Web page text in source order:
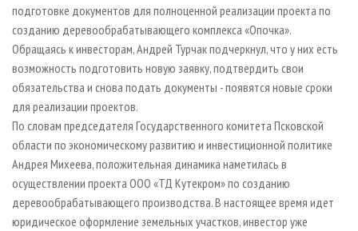
подготовке документов для полноценной реализации проекта по
созданию деревообрабатывающего комплекса «Опочка».
Обращаясь к инвесторам, Андрей Турчак подчеркнул, что у них есть
возможность подготовить новую заявку, подтвердить свои
обязательства и снова подать документы - появятся новые сроки
для реализации проектов.
По словам председателя Государственного комитета Псковской
области по экономическому развитию и инвестиционной политике
Андрея Михеева, положительная динамика наметилась в
осуществлении проекта ООО «ТД Кутекром» по созданию
деревообрабатывающего производства. В настоящее время идет
юридическое оформление земельных участков, инвестор уже